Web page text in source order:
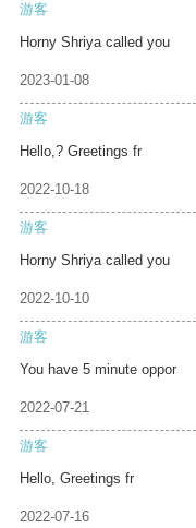
游客
Horny Shriya called you
2023-01-08
游客
Hello,? Greetings fr
2022-10-18
游客
Horny Shriya called you
2022-10-10
游客
You have 5 minute oppor
2022-07-21
游客
Hello, Greetings fr
2022-07-16